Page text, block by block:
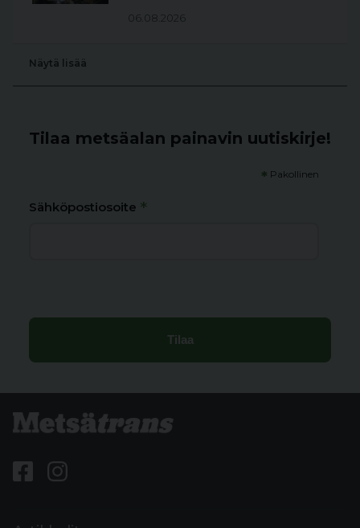
06.08.2026
Näytä lisää
Tilaa metsäalan painavin uutiskirje!
* Pakollinen
Sähköpostiosoite *